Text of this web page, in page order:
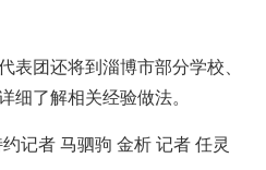
团还将到淄博市部分学校、
细了解相关经验做法。
者 马驷驹 金析 记者 任灵